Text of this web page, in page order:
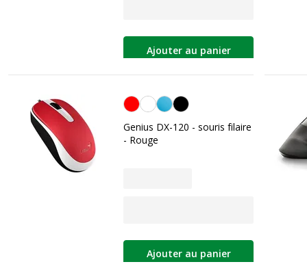
Ajouter au panier
Rouge
Genius DX-120 - souris filaire
- Rouge
Ajouter au panier